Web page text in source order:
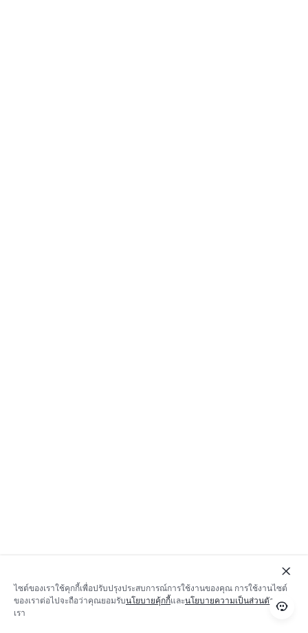
ไซต์ของเราใช้คุกกี้เพื่อปรับปรุงประสบการณ์การใช้งานของคุณ การใช้งานไซต์
ของเราต่อไปจะถือว่าคุณยอมรับนโยบายคุ้กกี้และนโยบายความเป็นส่วนตัว ของ
เรา